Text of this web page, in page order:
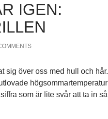
IGEN:
sig över oss med hull och hår.
högsommartemperatur
som är lite svår att ta in så